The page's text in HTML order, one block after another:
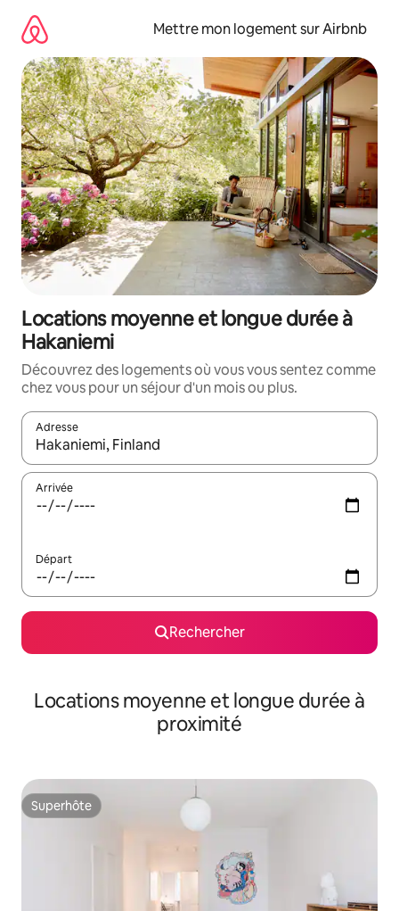
directement
contenu
Mettre mon logement sur Airbnb
Locations moyenne et longue durée à
Hakaniemi
Découvrez des logements où vous vous sentez comme
chez vous pour un séjour d'un mois ou plus.
Adresse
Lorsque les résultats s'affichent, utilisez les flèches vers le
Arrivée
Départ
Rechercher
Locations moyenne et longue durée à
proximité
Superhôte
Superhôte